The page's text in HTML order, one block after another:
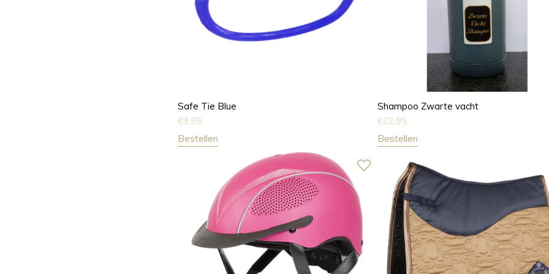
Safe Tie Blue
€9,95
Bestellen
Shampoo Zwarte vacht
€22,95
Bestellen